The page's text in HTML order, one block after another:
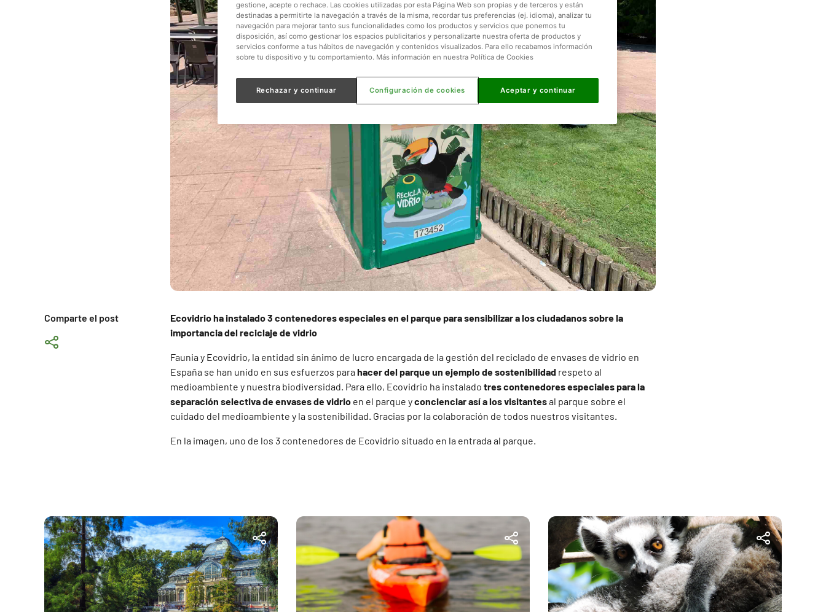
Comparte el post
Ecovidrio ha instalado 3 contenedores especiales en el parque para sensibilizar a los ciudadanos sobre la
importancia del reciclaje de vidrio
Faunia y Ecovidrio, la entidad sin ánimo de lucro encargada de la gestión del reciclado de envases de vidrio en
España se han unido en sus esfuerzos parahacer del parque un ejemplo de sostenibilidad respeto al
medioambiente y nuestra biodiversidad. Para ello, Ecovidrio ha instalado tres contenedores especiales para la
separación selectiva de envases de vidrio en el parque yconcienciar así a los visitantesal parque sobre el
cuidado del medioambiente y la sostenibilidad. Gracias por la colaboración de todos nuestros visitantes.
En la imagen, uno de los 3 contenedores de Ecovidrio situado en la entrada al parque.
gestione, acepte o rechace. Las cookies utilizadas por esta Página Web son propias y de terceros y están
destinadas a permitirte la navegación a través de la misma, recordar tus preferencias (ej. idioma), analizar tu
navegación para mejorar tanto sus funcionalidades como los productos y servicios que ponemos tu
disposición, así como gestionar los espacios publicitarios y personalizarte nuestra oferta de productos y
servicios conforme a tus hábitos de navegación y contenidos visualizados. Para ello recabamos información
sobre tu dispositivo y tu comportamiento. Más información en nuestra Política de Cookies
Rechazar y continuar Aceptar y continuar
Configuración de cookies